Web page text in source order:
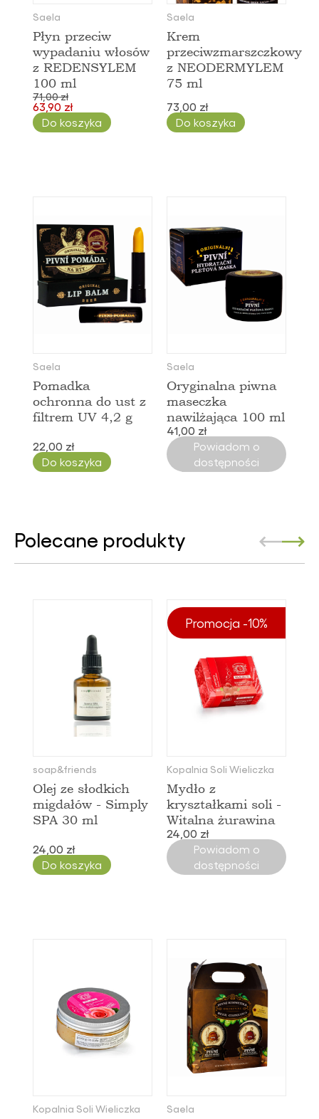
Saela
Płyn przeciw
wypadaniu włosów
z REDENSYLEM
100 ml
71,00 zł
63,90 zł
Do koszyka
Saela
Krem
przeciwzmarszczkowy
z NEODERMYLEM
75 ml
73,00 zł
Do koszyka
Saela
Pomadka
ochronna do ust z
filtrem UV 4,2 g
22,00 zł
Do koszyka
Saela
Oryginalna piwna
maseczka
nawilżająca 100 ml
41,00 zł
Powiadom o
dostępności
Polecane produkty
soap&friends
Olej ze słodkich
migdałów - Simply
SPA 30 ml
24,00 zł
Do koszyka
Promocja -10%
Kopalnia Soli Wieliczka
Mydło z
kryształkami soli -
Witalna żurawina
24,00 zł
Powiadom o
dostępności
Kopalnia Soli Wieliczka Saela